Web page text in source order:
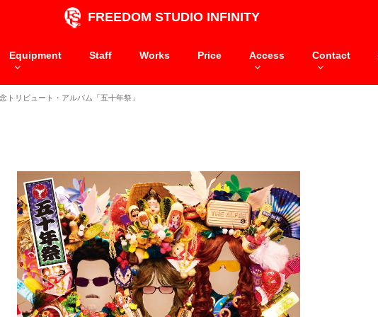
FREEDOM STUDIO INFINITY
Equipment Staff Works Price Access Contact
トリビュート・アルバム「五十年祭」